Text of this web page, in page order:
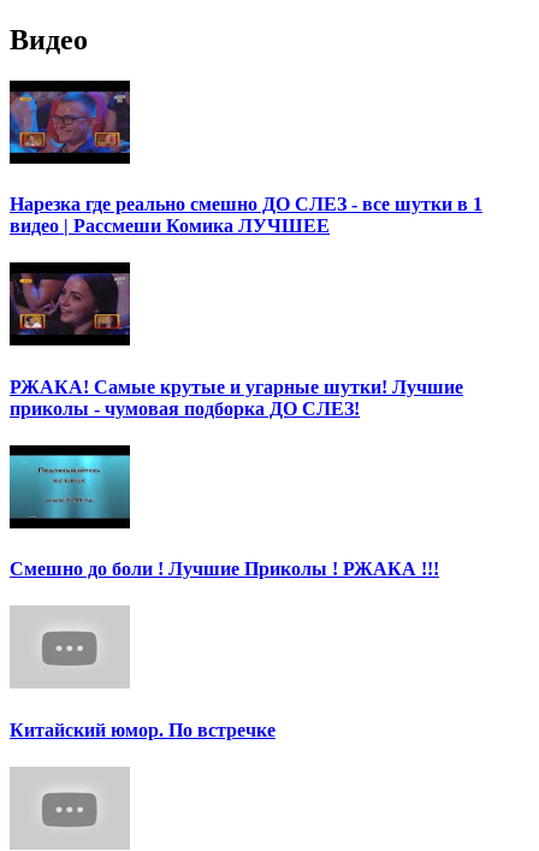
Видео
Нарезка где реально смешно ДО СЛЕЗ - все шутки в 1
видео | Рассмеши Комика ЛУЧШЕЕ
РЖАКА! Самые крутые и угарные шутки! Лучшие
приколы - чумовая подборка ДО СЛЕЗ!
Смешно до боли ! Лучшие Приколы ! РЖАКА !!!
Китайский юмор. По встречке